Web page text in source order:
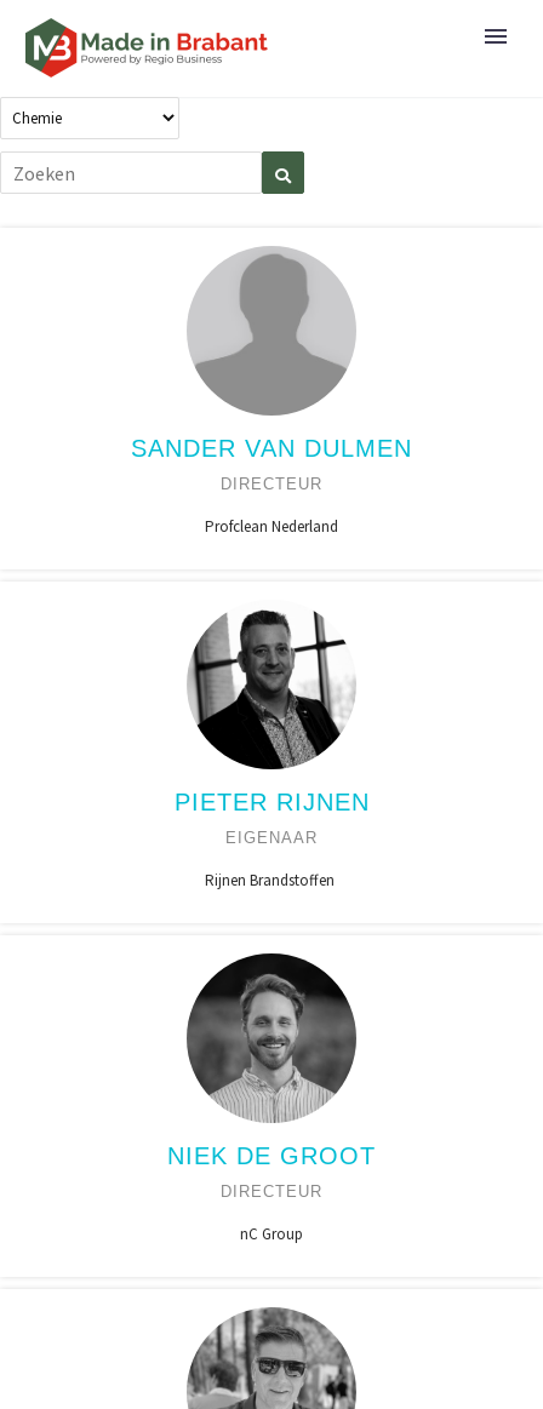
SANDER VAN DULMEN
DIRECTEUR
Profclean Nederland
PIETER RIJNEN
EIGENAAR
Rijnen Brandstoffen
NIEK DE GROOT
DIRECTEUR
nC Group